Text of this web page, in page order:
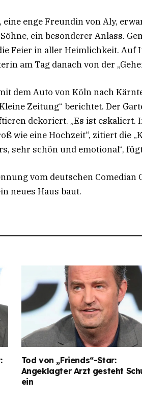
eine enge Freundin von Aly,
ein besonderer Anlass.
Feier in aller Heimlichkeit. Auf
am Tag danach von der
dem Auto von Köln nach
Zeitung“ berichtet. Der
dekoriert. „Es ist eskaliert.
wie eine Hochzeit“, zitiert die
sehr schön und emotional“,
vom deutschen Comedian
neues Haus baut.
Tod von „Friends“-Star:
Angeklagter Arzt gesteht
ein